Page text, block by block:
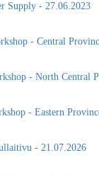
Supply - 27.06.2023
- Central
- North Central
- Eastern
- 21.07.2026